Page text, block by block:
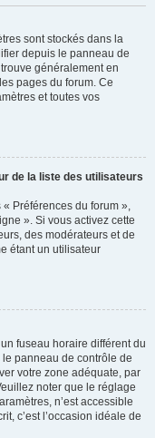
sont stockés dans la
depuis le panneau de
généralement en
pages du forum. Ce
et toutes vos
de la liste des utilisateurs
Préférences du forum »,
». Si vous activez cette
des modérateurs et de
étant un utilisateur
fuseau horaire différent du
panneau de contrôle de
votre zone adéquate, par
noter que le réglage
n’est accessible
c’est l’occasion idéale de